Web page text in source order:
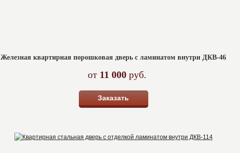
Железная квартирная порошковая дверь с ламинатом внутри ДКВ-46
от 11 000руб.
Заказать